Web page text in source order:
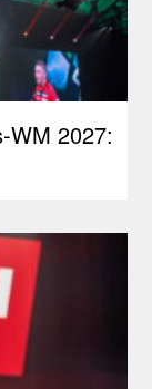
WM 2027: